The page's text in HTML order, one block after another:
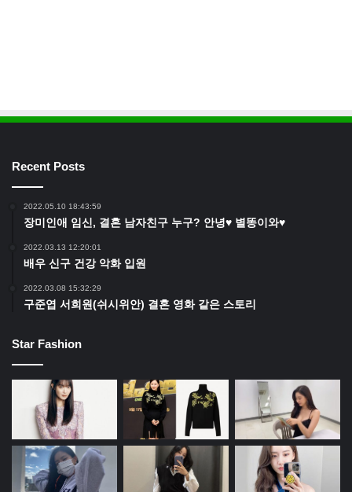
Recent Posts
2022.05.10 18:43:59
장미인애 임신, 결혼 남자친구 누구? 안녕♥ 별똥이와♥
2022.03.13 12:20:01
배우 신구 건강 악화 입원
2022.03.08 15:32:29
구준엽 서희원(쉬시위안) 결혼 영화 같은 스토리
Star Fashion